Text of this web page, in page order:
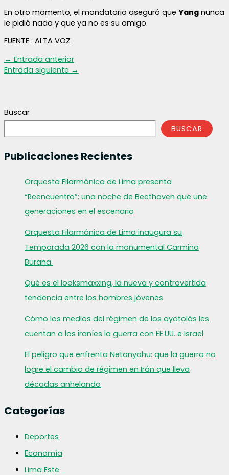
En otro momento, el mandatario aseguró que Yang nunca
le pidió nada y que ya no es su amigo.
FUENTE : ALTA VOZ
← Entrada anterior
Entrada siguiente →
Buscar
BUSCAR
Publicaciones Recientes
Orquesta Filarmónica de Lima presenta
“Reencuentro”: una noche de Beethoven que une
generaciones en el escenario
Orquesta Filarmónica de Lima inaugura su
Temporada 2026 con la monumental Carmina
Burana.
Qué es el looksmaxxing, la nueva y controvertida
tendencia entre los hombres jóvenes
Cómo los medios del régimen de los ayatolás les
cuentan a los iraníes la guerra con EE.UU. e Israel
El peligro que enfrenta Netanyahu: que la guerra no
logre el cambio de régimen en Irán que lleva
décadas anhelando
Categorías
Deportes
Economía
Lima Este